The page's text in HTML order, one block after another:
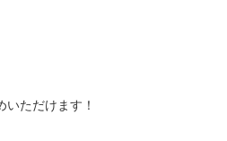
いただけます！